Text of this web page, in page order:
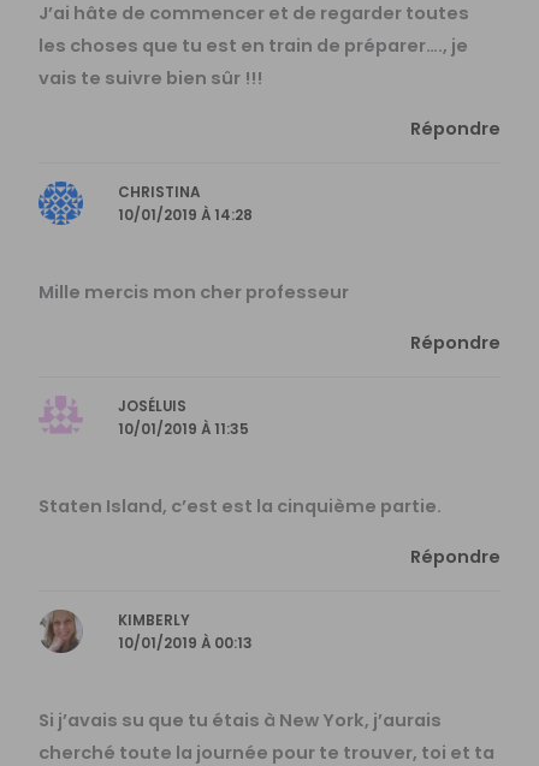
J’ai hâte de commencer et de regarder toutes
les choses que tu est en train de préparer…., je
vais te suivre bien sûr !!!
Répondre
CHRISTINA
10/01/2019 À 14:28
Mille mercis mon cher professeur
Répondre
JOSÉLUIS
10/01/2019 À 11:35
Staten Island, c’est est la cinquième partie.
Répondre
KIMBERLY
10/01/2019 À 00:13
Si j’avais su que tu étais à New York, j’aurais
cherché toute la journée pour te trouver, toi et ta